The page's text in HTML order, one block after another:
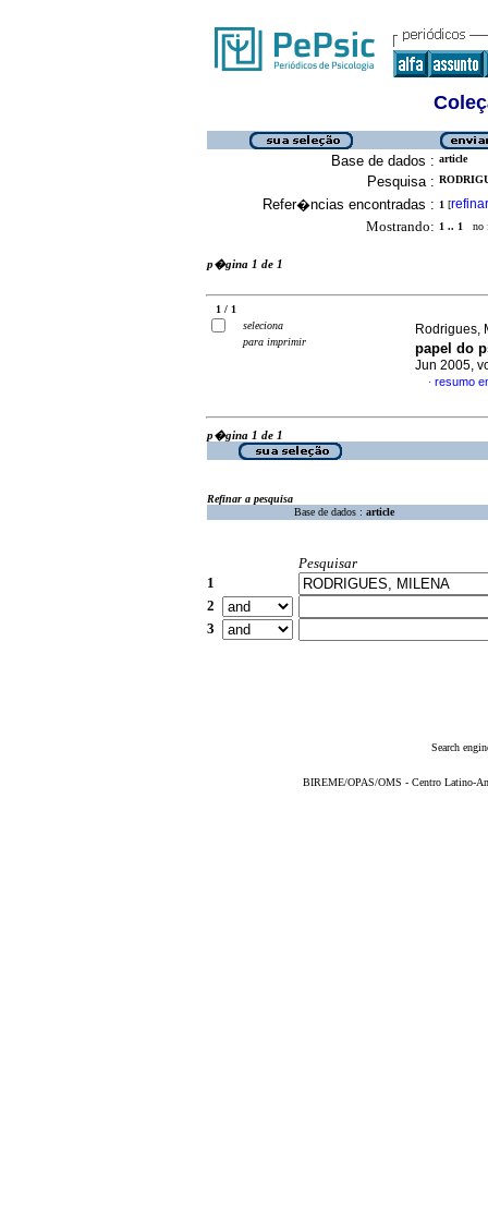
Base de dados : article
Pesquisa :
Refer�ncias encontradas : 1 [refinar
Mostrando: 1 .. 1 no
p�gina 1 de 1
1 / 1
seleciona
para imprimir
Rodrigues,
papel do
Jun 2005,
· resumo
p�gina 1 de 1
Refinar a pesquisa
Base de dados : article
Pesquisar
1
2
3
Search
BIREME/OPAS/OMS - Centro Latino-